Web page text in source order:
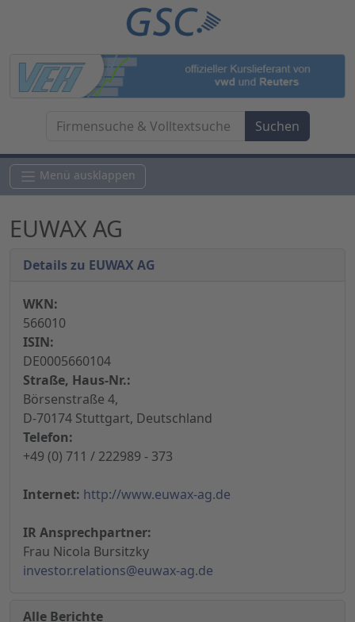
Menü ausklappen
EUWAX AG
Details zu EUWAX AG
WKN:
566010
ISIN:
DE0005660104
Straße, Haus-Nr.:
Börsenstraße 4,
D-70174 Stuttgart, Deutschland
Telefon:
+49 (0) 711 / 222989 - 373
Internet: http://www.euwax-ag.de
IR Ansprechpartner:
Frau Nicola Bursitzky
investor.relations@euwax-ag.de
Alle Berichte